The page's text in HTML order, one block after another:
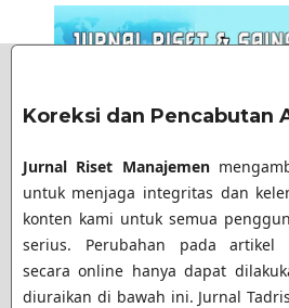
Koreksi dan Pencabutan
Jurnal Riset Manajemen
untuk menjaga integritas dan
konten kami untuk semua
serius. Perubahan pada artikel
secara online hanya dapat
diuraikan di bawah ini. Jurnal